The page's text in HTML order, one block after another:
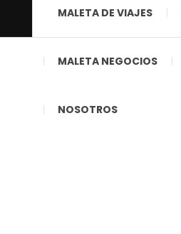
MALETA DE VIAJES
MALETA NEGOCIOS
NOSOTROS